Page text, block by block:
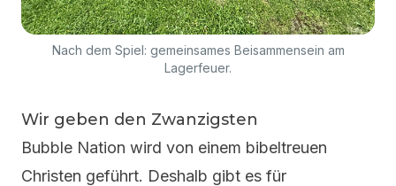
Nach dem Spiel: gemeinsames Beisammensein am
Lagerfeuer.
Wir geben den Zwanzigsten
Bubble Nation wird von einem bibeltreuen
Christen geführt. Deshalb gibt es für